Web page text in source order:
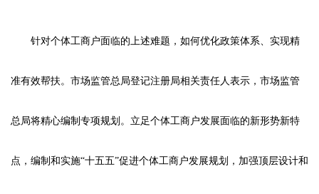
针对个体工商户面临的上述难题，如何优化政策体系、实现精
准有效帮扶。市场监管总局登记注册局相关责任人表示，市场监管
总局将精心编制专项规划。立足个体工商户发展面临的新形势新特
点，编制和实施“十五五”促进个体工商户发展规划，加强顶层设计和